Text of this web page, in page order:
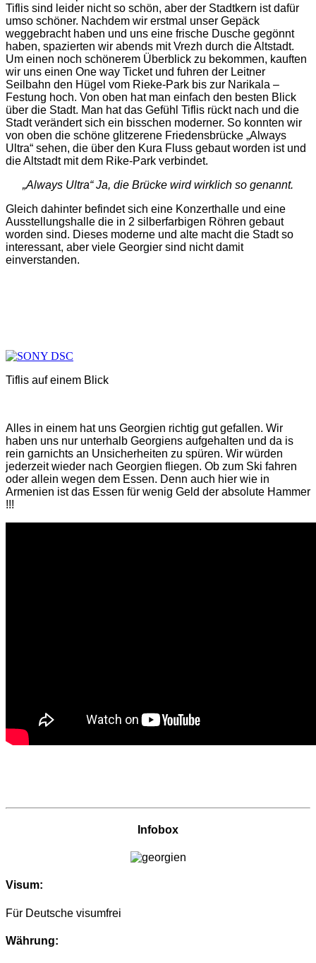
Tiflis sind leider nicht so schön, aber der Stadtkern ist dafür
umso schöner. Nachdem wir erstmal unser Gepäck
weggebracht haben und uns eine frische Dusche gegönnt
haben, spazierten wir abends mit Vrezh durch die Altstadt.
Um einen noch schönerem Überblick zu bekommen, kauften
wir uns einen One way Ticket und fuhren der Leitner
Seilbahn den Hügel vom Rieke-Park bis zur Narikala –
Festung hoch. Von oben hat man einfach den besten Blick
über die Stadt. Man hat das Gefühl Tiflis rückt nach und die
Stadt verändert sich ein bisschen moderner. So konnten wir
von oben die schöne glitzerene Friedensbrücke „Always
Ultra“ sehen, die über den Kura Fluss gebaut worden ist und
die Altstadt mit dem Rike-Park verbindet.
„Always Ultra“ Ja, die Brücke wird wirklich so genannt.
Gleich dahinter befindet sich eine Konzerthalle und eine
Ausstellungshalle die in 2 silberfarbigen Röhren gebaut
worden sind. Dieses moderne und alte macht die Stadt so
interessant, aber viele Georgier sind nicht damit
einverstanden.
Tiflis auf einem Blick
Alles in einem hat uns Georgien richtig gut gefallen. Wir
haben uns nur unterhalb Georgiens aufgehalten und da is
rein garnichts an Unsicherheiten zu spüren. Wir würden
jederzeit wieder nach Georgien fliegen. Ob zum Ski fahren
oder allein wegen dem Essen. Denn auch hier wie in
Armenien ist das Essen für wenig Geld der absolute Hammer
!!!
Infobox
Visum:
Für Deutsche visumfrei
Währung: